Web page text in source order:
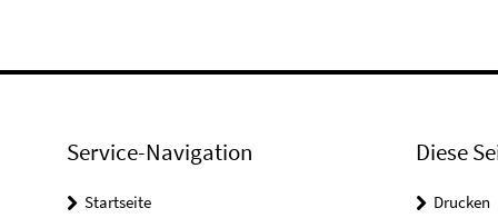
Service-Navigation
Startseite
Diese
Drucken